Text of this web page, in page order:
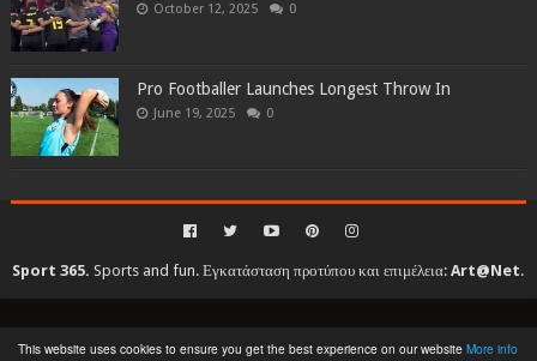
This website uses cookies to ensure you get the best experience on our website More info
October 12, 2025 0
Pro Footballer Launches Longest Throw In
June 19, 2025 0
Sport 365. Sports and fun. Εγκατάσταση προτύπου και επιμέλεια:Art@Net.